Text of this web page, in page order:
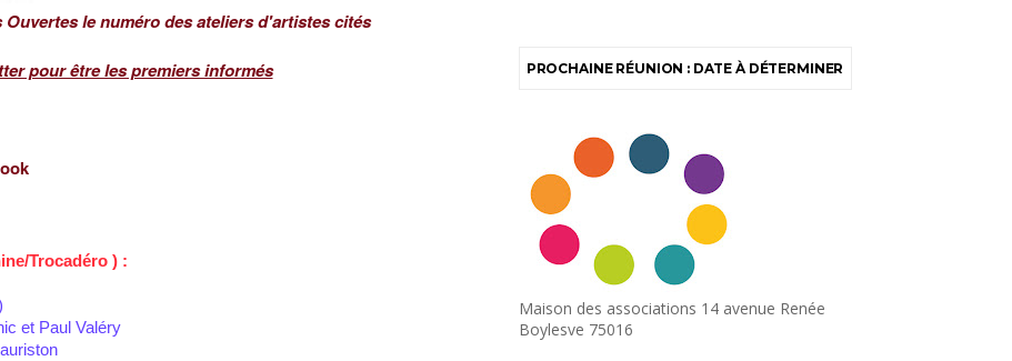
le numéro des ateliers d'artistes cités
pour être les premiers informés
Trocadéro ) :
et Paul Valéry
PROCHAINE RÉUNION : DATE À DÉTERMINER
Maison des associations 14 avenue Renée
Boylesve 75016